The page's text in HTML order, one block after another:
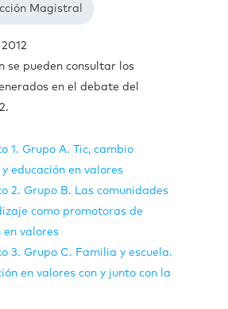
Magistral
se pueden consultar los
en el debate del
1. Grupo A. Tic, cambio
educación en valores
2. Grupo B. Las comunidades
como promotoras de
en valores
3. Grupo C. Familia y escuela.
en valores con y junto con la